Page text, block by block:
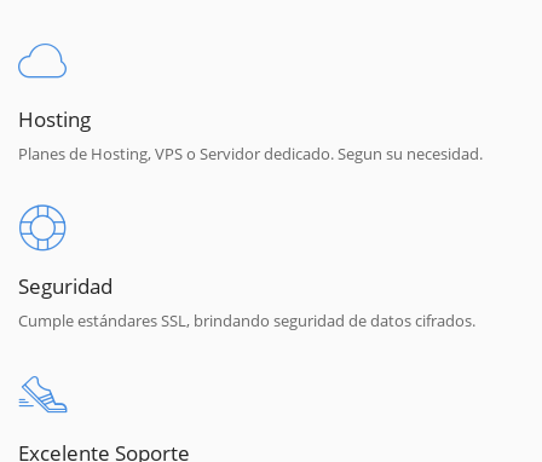
Hosting
Planes de Hosting, VPS o Servidor dedicado. Segun su necesidad.
Seguridad
Cumple estándares SSL, brindando seguridad de datos cifrados.
Excelente Soporte